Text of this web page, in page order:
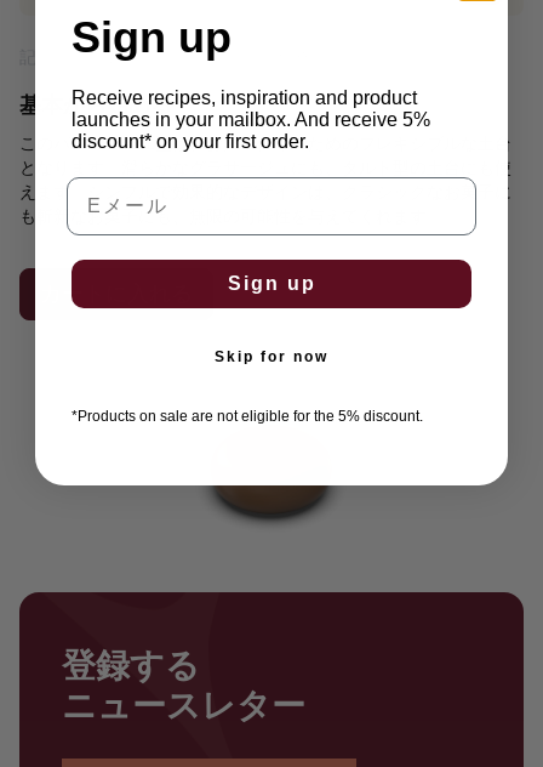
記事番号: P03-163345消費税抜き価格
基本から始める
このパスティーユ型は、お菓子作りのためのフレキシブルな土台
となります。滑らかなグラサージュにも、タルト型の土台にも使
えます。シンプルで効果的なデザインは、クラシックなお菓子に
も斬新なお菓子にも、無限の可能性を与えてくれます。
カートに入れる
登録する
ニュースレター
Sign up
Receive recipes, inspiration and product
launches in your mailbox. And receive 5%
discount* on your first order.
Eメール
Sign up
Skip for now
*Products on sale are not eligible for the 5% discount.